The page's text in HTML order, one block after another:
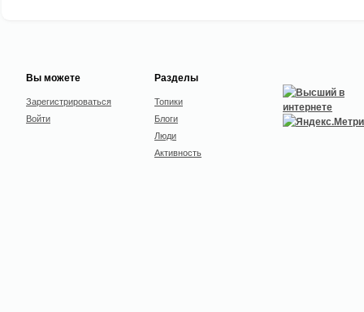
Вы можете
Зарегистрироваться
Войти
Разделы
Топики
Блоги
Люди
Активность